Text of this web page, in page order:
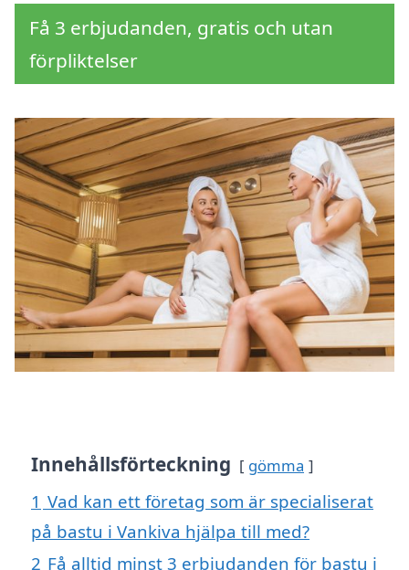
Få 3 erbjudanden, gratis och utan
förpliktelser
Innehållsförteckning gömma
1 Vad kan ett företag som är specialiserat
på bastu i Vankiva hjälpa till med?
2 Få alltid minst 3 erbjudanden för bastu i